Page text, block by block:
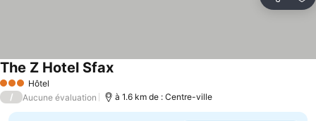
3 ÉtoilesHôtel
The Z Hotel SfaxConsulter les prix
/ Aucune évaluation à 1.6 km de : Centre-ville